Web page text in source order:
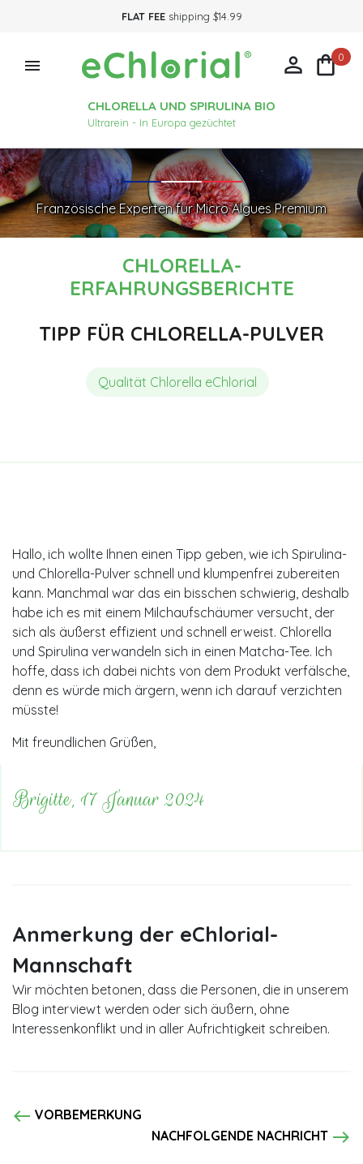
FLAT FEEshipping $14.99

CHLORELLA UND SPIRULINA BIO
Ultrarein - In Europa gezüchtet
 0
Französische Experten für Micro Algues Premium
CHLORELLA-
ERFAHRUNGSBERICHTE
TIPP FÜR CHLORELLA-PULVER
Qualität Chlorella eChlorial
Hallo, ich wollte Ihnen einen Tipp geben, wie ich Spirulina-
und Chlorella-Pulver schnell und klumpenfrei zubereiten
kann. Manchmal war das ein bisschen schwierig, deshalb
habe ich es mit einem Milchaufschäumer versucht, der
sich als äußerst effizient und schnell erweist. Chlorella
und Spirulina verwandeln sich in einen Matcha-Tee. Ich
hoffe, dass ich dabei nichts von dem Produkt verfälsche,
denn es würde mich ärgern, wenn ich darauf verzichten
müsste!
Mit freundlichen Grüßen,
Brigitte, 17 Januar 2024
Anmerkung der eChlorial-
Mannschaft
Wir möchten betonen, dass die Personen, die in unserem
Blog interviewt werden oder sich äußern, ohne
Interessenkonflikt und in aller Aufrichtigkeit schreiben.
west VORBEMERKUNG
NACHFOLGENDE NACHRICHT east